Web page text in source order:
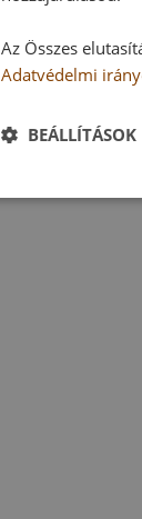
Az Összes
Adatvédelmi
BEÁLLÍTÁSOK